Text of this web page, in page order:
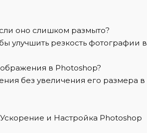
оно слишком размыто?
улучшить резкость фотографии в
в Photoshop?
без увеличения его размера в
и Настройка Photoshop